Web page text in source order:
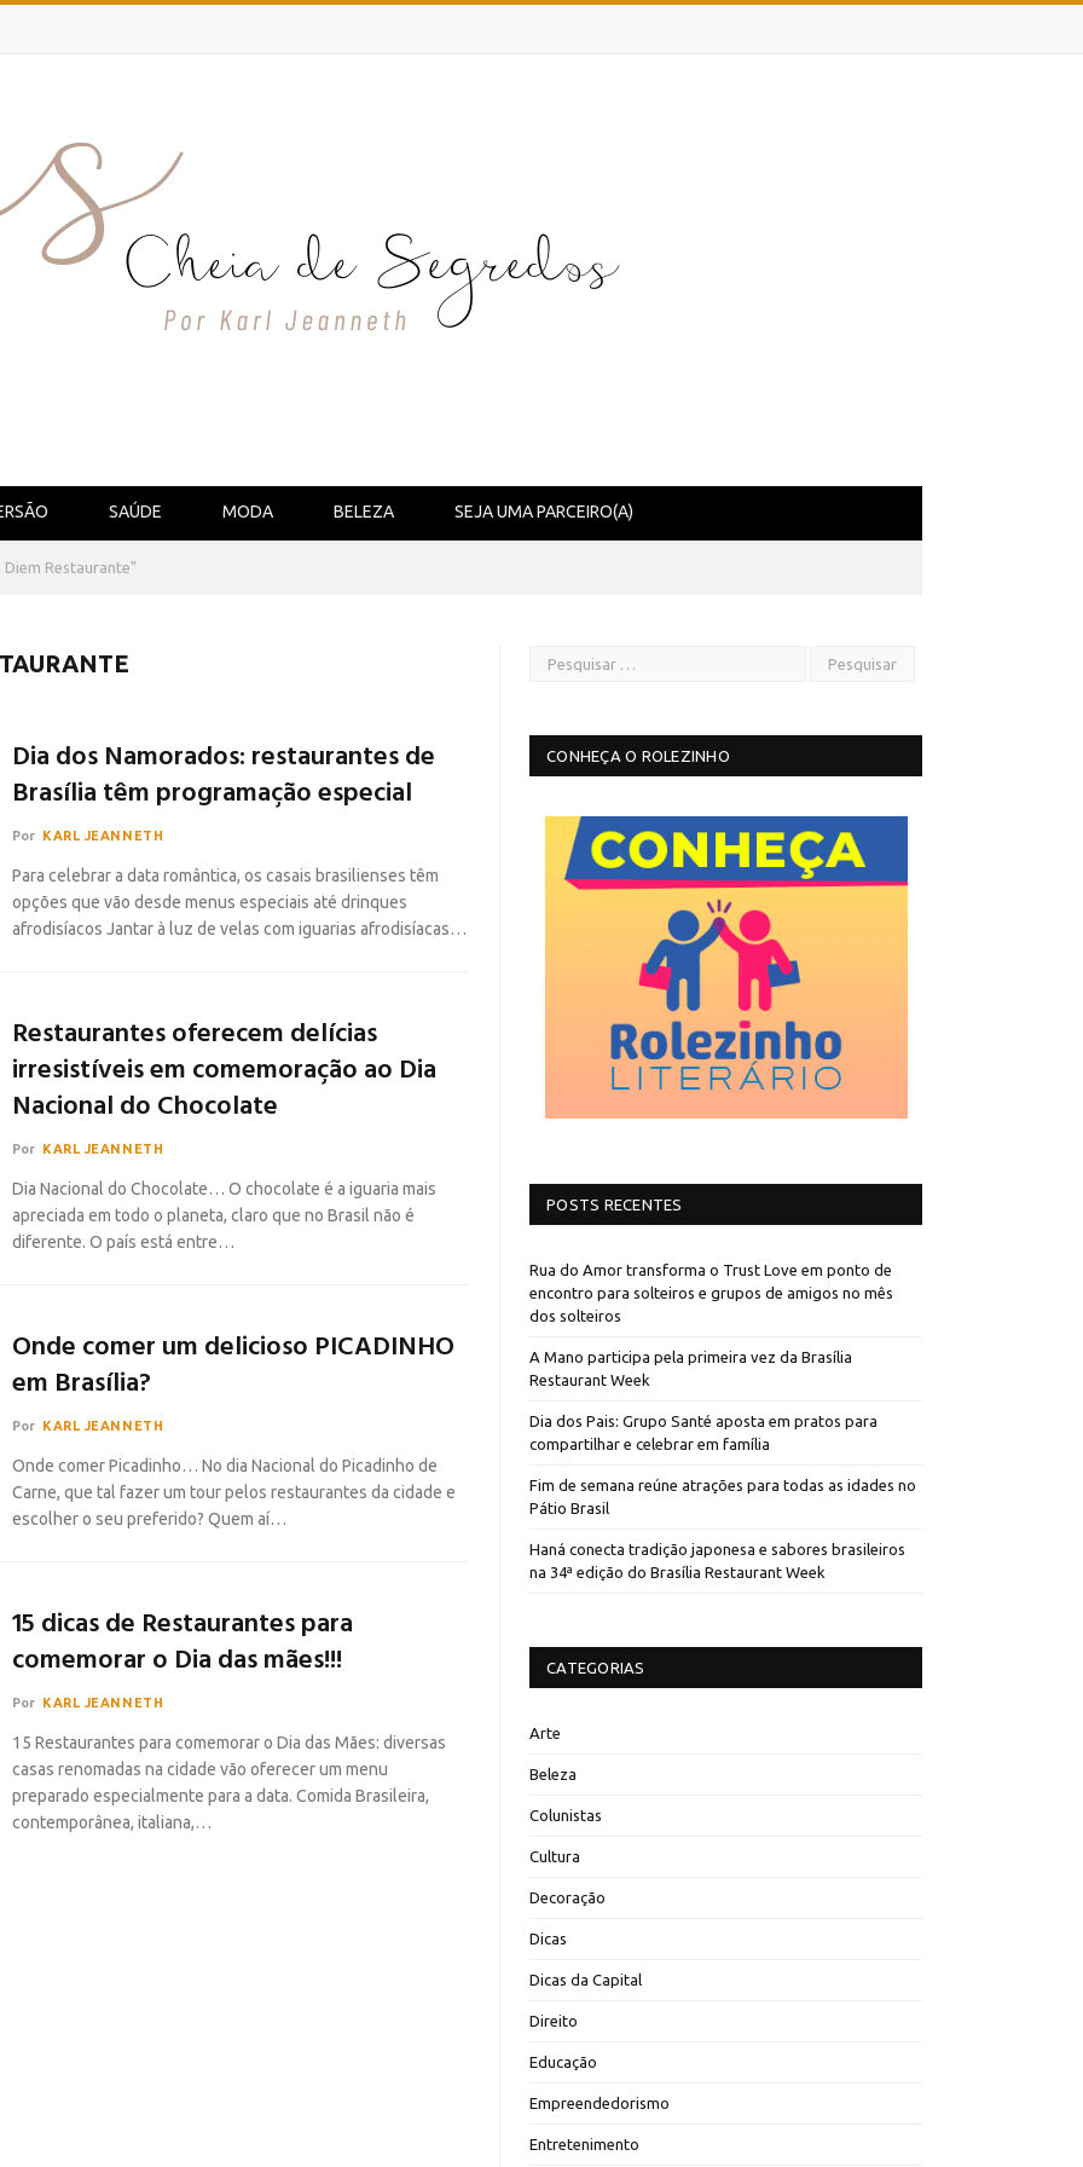
SAÚDE MODA BELEZA SEJA UMA PARCEIRO(A)
Restaurante"
Dia dos Namorados: restaurantes de
Brasília têm programação especial
Por KARL JEANNETH
Para celebrar a data romântica, os casais brasilienses têm
opções que vão desde menus especiais até drinques
afrodisíacos Jantar à luz de velas com iguarias afrodisíacas…
Restaurantes oferecem delícias
irresistíveis em comemoração ao Dia
Nacional do Chocolate
Por KARL JEANNETH
Dia Nacional do Chocolate… O chocolate é a iguaria mais
apreciada em todo o planeta, claro que no Brasil não é
diferente. O país está entre…
Onde comer um delicioso PICADINHO
em Brasília?
Por KARL JEANNETH
Onde comer Picadinho… No dia Nacional do Picadinho de
Carne, que tal fazer um tour pelos restaurantes da cidade e
escolher o seu preferido? Quem aí…
15 dicas de Restaurantes para
comemorar o Dia das mães!!!
Por KARL JEANNETH
15 Restaurantes para comemorar o Dia das Mães: diversas
casas renomadas na cidade vão oferecer um menu
preparado especialmente para a data. Comida Brasileira,
contemporânea, italiana,…
CONHEÇA O ROLEZINHO
POSTS RECENTES
Rua do Amor transforma o Trust Love em ponto de
encontro para solteiros e grupos de amigos no mês
dos solteiros
A Mano participa pela primeira vez da Brasília
Restaurant Week
Dia dos Pais: Grupo Santé aposta em pratos para
compartilhar e celebrar em família
Fim de semana reúne atrações para todas as idades no
Pátio Brasil
Haná conecta tradição japonesa e sabores brasileiros
na 34ª edição do Brasília Restaurant Week
CATEGORIAS
Arte
Beleza
Colunistas
Cultura
Decoração
Dicas
Dicas da Capital
Direito
Educação
Empreendedorismo
Entretenimento